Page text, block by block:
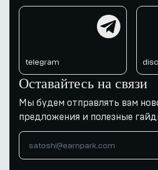
telegram
Оставайтесь на связи
Мы будем отправлять вам
предложения и полезные